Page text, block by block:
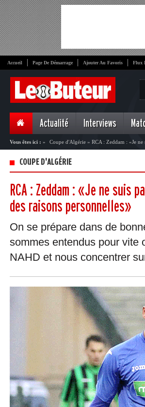
Accueil Page De Démarrage Ajouter Au Favoris Flux
Actualité Interviews
Vous êtes ici : » Coupe d'Algérie » RCA : Zeddam : «Je
COUPE D'ALGÉRIE
RCA : Zeddam : «Je ne suis
des raisons personnelles»
On se prépare dans de
sommes entendus pour vite
NAHD et nous concentrer